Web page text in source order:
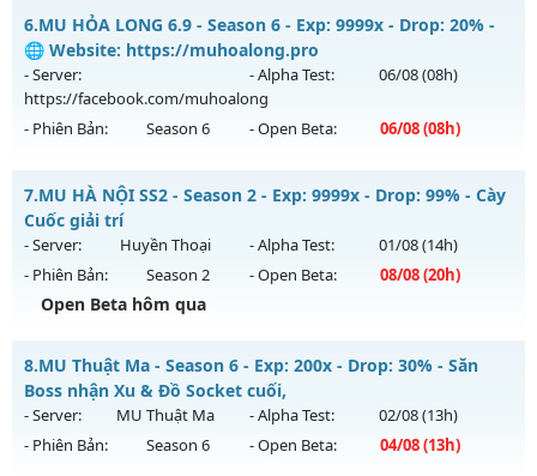
Antihack: ICM
MU HỎA LONG 6.9 - 🌍 Website: https://muhoalong.pro
Mu mới ra tháng 08 2026 - Mở máy chủ
https://facebook.com/muhoalongvào 18h ngày
08/08/2626
Exp: 9999x - Drop: 99%
Thể loại: Mu Nguyên bản Webzen
Antihack: XShield
6.MU HỎA LONG 6.9 - Season 6 - Exp: 9999x - Drop: 20% -
🌐 Website: https://muhoalong.pro
- Server:
https://facebook.com/muhoalong
- Alpha Test: 06/08(08h)
- Phiên Bản: Season 6 - Open Beta: 06/08(08h)
MU HỎA LONG 6.9 - 🌐 Website: https://muhoalong.pro
Mu mới ra tháng 08 2026 - Mở máy chủ
https://facebook.com/muhoalongvào 08h ngày
06/08/2626
Exp: 9999x - Drop: 20%
Thể loại: Mu Nguyên bản Webzen
Antihack: XShield
7.MU HÀ NỘI SS2 - Season 2 - Exp: 9999x - Drop: 99% - Cày
Cuốc giải trí
- Server: Huyền Thoại - Alpha Test: 01/08(14h)
- Phiên Bản:
Season 2 - Open Beta: 08/08(20h)
Open Beta hôm qua
MU HÀ NỘI SS2 - Cày Cuốc giải trí
Mu mới ra tháng 08 2026 - Mở máy chủ
20h ngày 08/08/2626
Exp: 9999x - Drop: 99%
8.MU Thuật Ma - Season 6 - Exp: 200x - Drop: 30% - Săn
Boss nhận Xu & Đồ Socket cuối,
- Server: MU Thuật Ma - Alpha Test: 02/08(13h)
- Phiên Bản:
Season 6 - Open Beta: 04/08(13h)